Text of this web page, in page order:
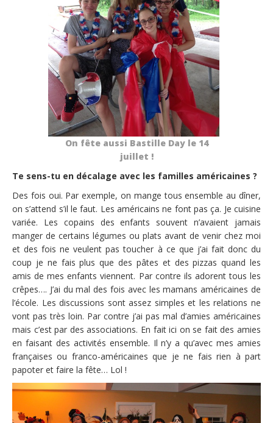
On fête aussi Bastille Day le 14
juillet !
Te sens-tu en décalage avec les familles américaines ?
Des fois oui. Par exemple, on mange tous ensemble au dîner,
on s’attend s’il le faut. Les américains ne font pas ça. Je cuisine
variée. Les copains des enfants souvent n’avaient jamais
manger de certains légumes ou plats avant de venir chez moi
et des fois ne veulent pas toucher à ce que j’ai fait donc du
coup je ne fais plus que des pâtes et des pizzas quand les
amis de mes enfants viennent. Par contre ils adorent tous les
crêpes…. J’ai du mal des fois avec les mamans américaines de
l’école. Les discussions sont assez simples et les relations ne
vont pas très loin. Par contre j’ai pas mal d’amies américaines
mais c’est par des associations. En fait ici on se fait des amies
en faisant des activités ensemble. Il n’y a qu’avec mes amies
françaises ou franco-américaines que je ne fais rien à part
papoter et faire la fête… Lol !